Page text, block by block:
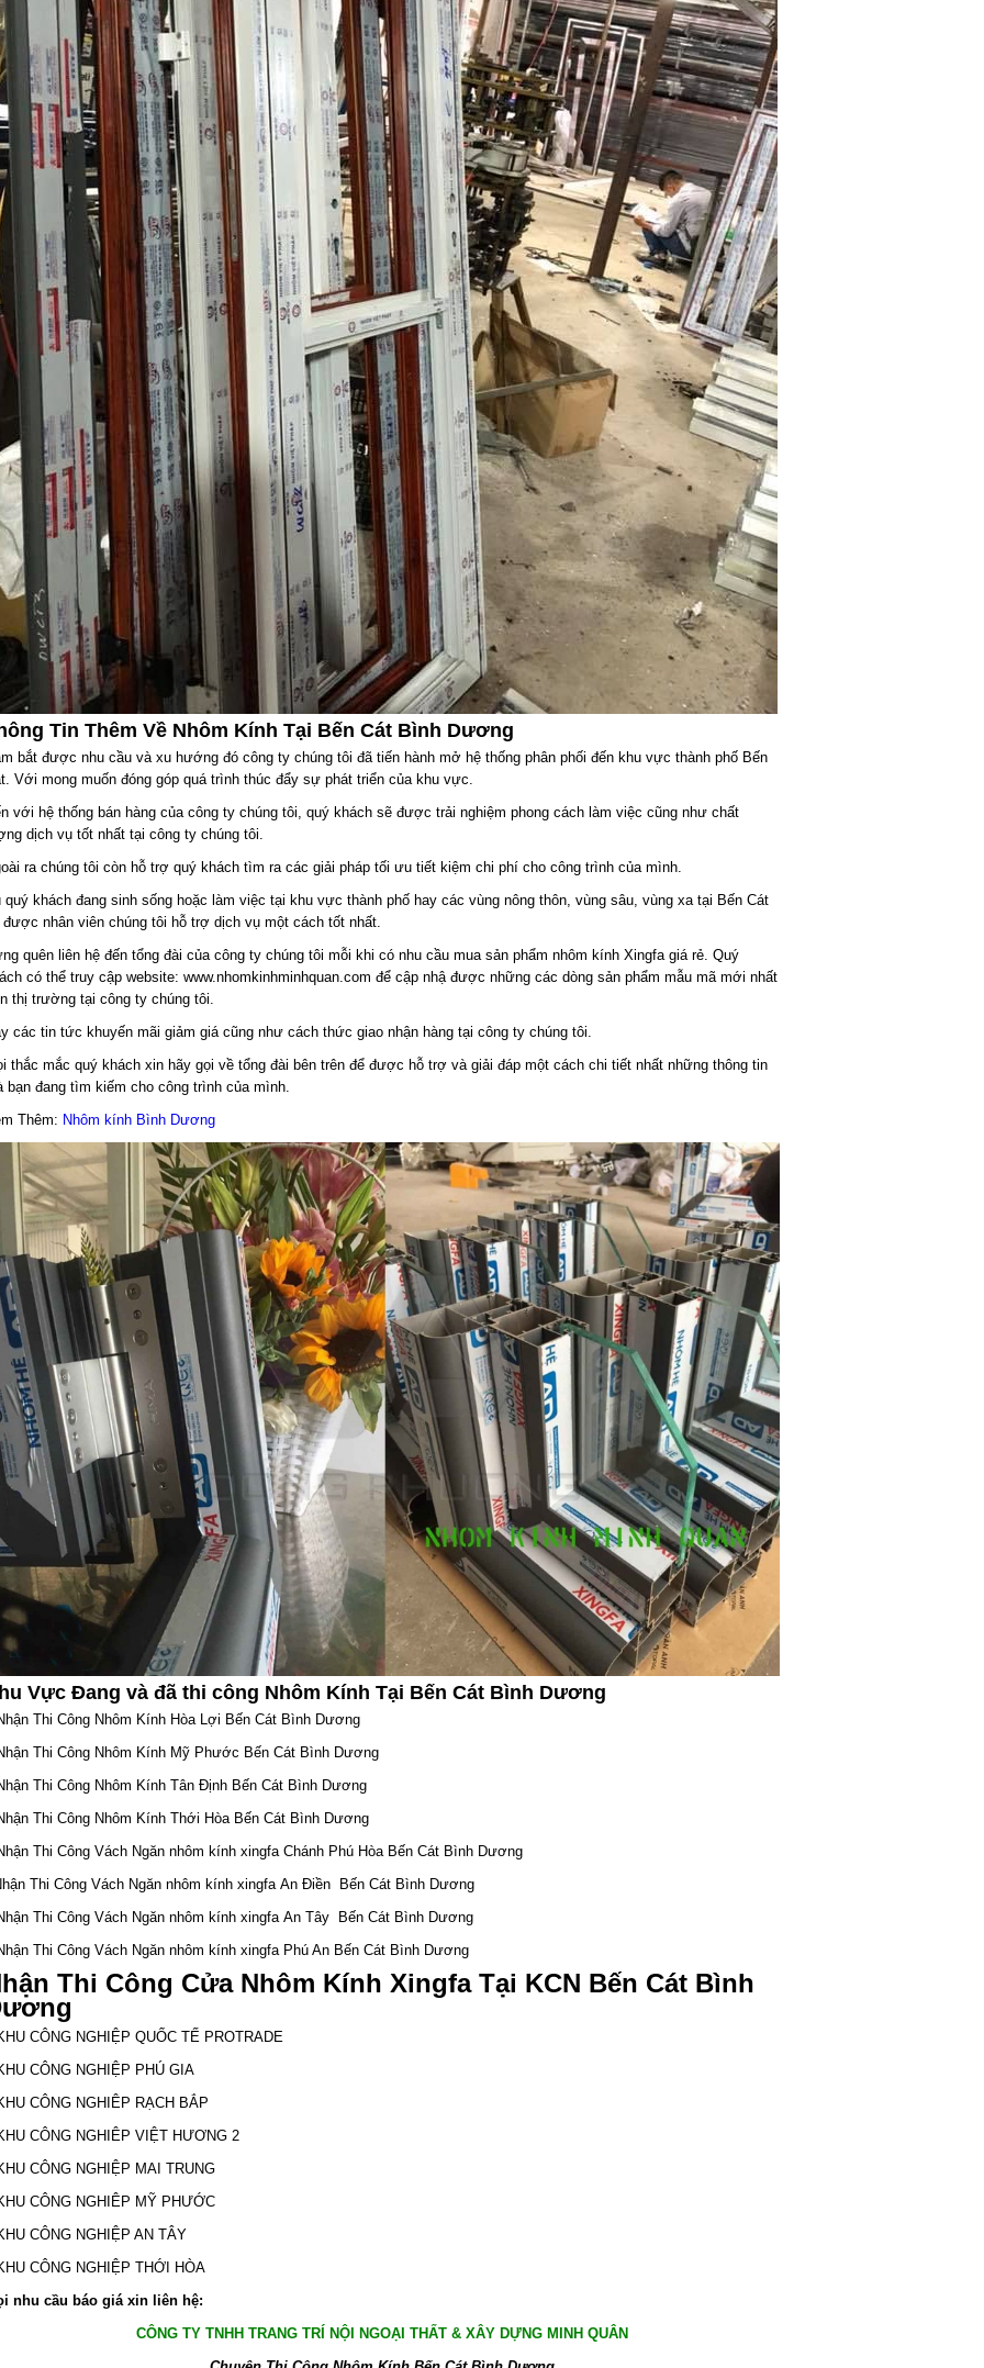
Tin Thêm Về Nhôm Kính Tại Bến Cát Bình Dương
bắt được nhu cầu và xu hướng đó công ty chúng tôi đã tiến hành mở hệ thống phân phối đến khu vực thành phố Bến
Với mong muốn đóng góp quá trình thúc đẩy sự phát triển của khu vực.
với hệ thống bán hàng của công ty chúng tôi, quý khách sẽ được trải nghiệm phong cách làm việc cũng như chất
dịch vụ tốt nhất tại công ty chúng tôi.
ra chúng tôi còn hỗ trợ quý khách tìm ra các giải pháp tối ưu tiết kiệm chi phí cho công trình của mình.
quý khách đang sinh sống hoặc làm việc tại khu vực thành phố hay các vùng nông thôn, vùng sâu, vùng xa tại Bến Cát
được nhân viên chúng tôi hỗ trợ dịch vụ một cách tốt nhất.
quên liên hệ đến tổng đài của công ty chúng tôi mỗi khi có nhu cầu mua sản phẩm nhôm kính Xingfa giá rẻ. Quý
có thể truy cập website: www.nhomkinhminhquan.com để cập nhậ được những các dòng sản phẩm mẫu mã mới nhất
thị trường tại công ty chúng tôi.
các tin tức khuyến mãi giảm giá cũng như cách thức giao nhận hàng tại công ty chúng tôi.
thắc mắc quý khách xin hãy gọi về tổng đài bên trên để được hỗ trợ và giải đáp một cách chi tiết nhất những thông tin
bạn đang tìm kiếm cho công trình của mình.
Thêm: Nhôm kính Bình Dương
Vực Đang và đã thi công Nhôm Kính Tại Bến Cát Bình Dương
Thi Công Nhôm Kính Hòa Lợi Bến Cát Bình Dương
Thi Công Nhôm Kính Mỹ Phước Bến Cát Bình Dương
Thi Công Nhôm Kính Tân Định Bến Cát Bình Dương
Thi Công Nhôm Kính Thới Hòa Bến Cát Bình Dương
Thi Công Vách Ngăn nhôm kính xingfa Chánh Phú Hòa Bến Cát Bình Dương
Thi Công Vách Ngăn nhôm kính xingfa An Điền Bến Cát Bình Dương
Thi Công Vách Ngăn nhôm kính xingfa An Tây Bến Cát Bình Dương
Thi Công Vách Ngăn nhôm kính xingfa Phú An Bến Cát Bình Dương
Thi Công Cửa Nhôm Kính Xingfa Tại KCN Bến Cát Bình
CÔNG NGHIỆP QUỐC TẾ PROTRADE
CÔNG NGHIỆP PHÚ GIA
CÔNG NGHIÊP RẠCH BẮP
CÔNG NGHIÊP VIỆT HƯƠNG 2
CÔNG NGHIỆP MAI TRUNG
CÔNG NGHIÊP MỸ PHƯỚC
CÔNG NGHIỆP AN TÂY
CÔNG NGHIỆP THỚI HÒA
nhu cầu báo giá xin liên hệ:
CÔNG TY TNHH TRANG TRÍ NỘI NGOẠI THẤT & XÂY DỰNG MINH QUÂN